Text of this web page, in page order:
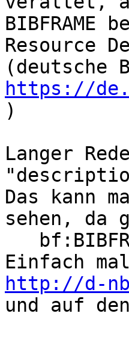
BIBFRAME
Resource
https://
)
Langer
Das kann
sehen, da
http://d-
und auf